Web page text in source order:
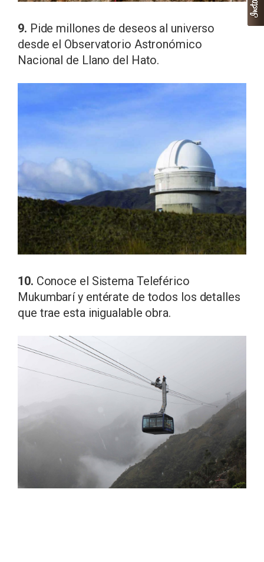
9. Pide millones de deseos al universo
desde el Observatorio Astronómico
Nacional de Llano del Hato.
10. Conoce el Sistema Teleférico
Mukumbarí y entérate de todos los detalles
que trae esta inigualable obra.